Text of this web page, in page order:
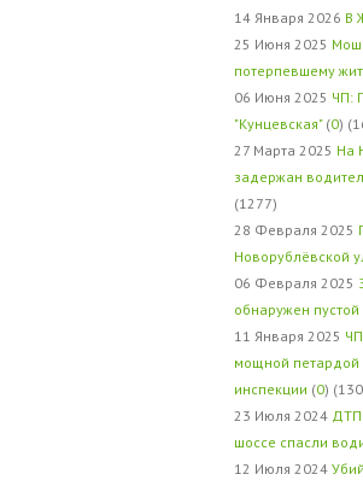
14 Января 2026 В
25 Июня 2025
потерпевшему
06 Июня 2025 ЧП:
"Кунцевская" (0)
27 Марта 2025 На
задержан
(1277)
28 Февраля 2025
Новорублёвской
06 Февраля 2025
обнаружен пустой
11 Января 2025
мощной
инспекции (0)
23 Июля 2024
шоссе спасли
12 Июля 2024